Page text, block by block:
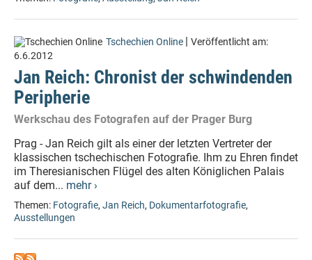
Tschechien Online | Veröffentlicht am:
6.6.2012
Jan Reich: Chronist der schwindenden
Peripherie
Werkschau des Fotografen auf der Prager Burg
Prag - Jan Reich gilt als einer der letzten Vertreter der
klassischen tschechischen Fotografie. Ihm zu Ehren findet
im Theresianischen Flügel des alten Königlichen Palais
auf dem... mehr ›
Themen: Fotografie, Jan Reich, Dokumentarfotografie,
Ausstellungen